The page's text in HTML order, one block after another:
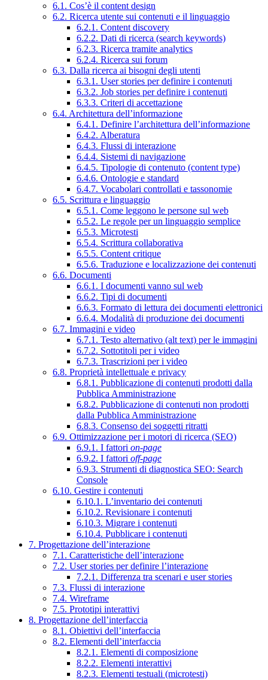
6.1. Cos’è il content design
6.2. Ricerca utente sui contenuti e il linguaggio
6.2.1. Content discovery
6.2.2. Dati di ricerca (search keywords)
6.2.3. Ricerca tramite analytics
6.2.4. Ricerca sui forum
6.3. Dalla ricerca ai bisogni degli utenti
6.3.1. User stories per definire i contenuti
6.3.2. Job stories per definire i contenuti
6.3.3. Criteri di accettazione
6.4. Architettura dell’informazione
6.4.1. Definire l’architettura dell’informazione
6.4.2. Alberatura
6.4.3. Flussi di interazione
6.4.4. Sistemi di navigazione
6.4.5. Tipologie di contenuto (content type)
6.4.6. Ontologie e standard
6.4.7. Vocabolari controllati e tassonomie
6.5. Scrittura e linguaggio
6.5.1. Come leggono le persone sul web
6.5.2. Le regole per un linguaggio semplice
6.5.3. Microtesti
6.5.4. Scrittura collaborativa
6.5.5. Content critique
6.5.6. Traduzione e localizzazione dei contenuti
6.6. Documenti
6.6.1. I documenti vanno sul web
6.6.2. Tipi di documenti
6.6.3. Formato di lettura dei documenti elettronici
6.6.4. Modalità di produzione dei documenti
6.7. Immagini e video
6.7.1. Testo alternativo (alt text) per le immagini
6.7.2. Sottotitoli per i video
6.7.3. Trascrizioni per i video
6.8. Proprietà intellettuale e privacy
6.8.1. Pubblicazione di contenuti prodotti dalla
Pubblica Amministrazione
6.8.2. Pubblicazione di contenuti non prodotti
dalla Pubblica Amministrazione
6.8.3. Consenso dei soggetti ritratti
6.9. Ottimizzazione per i motori di ricerca (SEO)
6.9.1. I fattori on-page
6.9.2. I fattori off-page
6.9.3. Strumenti di diagnostica SEO: Search
Console
6.10. Gestire i contenuti
6.10.1. L’inventario dei contenuti
6.10.2. Revisionare i contenuti
6.10.3. Migrare i contenuti
6.10.4. Pubblicare i contenuti
7. Progettazione dell’interazione
7.1. Caratteristiche dell’interazione
7.2. User stories per definire l’interazione
7.2.1. Differenza tra scenari e user stories
7.3. Flussi di interazione
7.4. Wireframe
7.5. Prototipi interattivi
8. Progettazione dell’interfaccia
8.1. Obiettivi dell’interfaccia
8.2. Elementi dell’interfaccia
8.2.1. Elementi di composizione
8.2.2. Elementi interattivi
8.2.3. Elementi testuali (microtesti)